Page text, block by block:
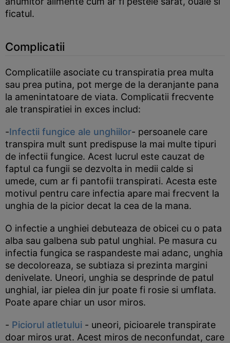
ficatul.
Complicatii
Complicatiile asociate cu transpiratia prea multa
sau prea putina, pot merge de la deranjante pana
la amenintatoare de viata. Complicatii frecvente
ale transpiratiei in exces includ:
-Infectii fungice ale unghiilor- persoanele care
transpira mult sunt predispuse la mai multe tipuri
de infectii fungice. Acest lucrul este cauzat de
faptul ca fungii se dezvolta in medii calde si
umede, cum ar fi pantofii transpirati. Acesta este
motivul pentru care infectia apare mai frecvent la
unghia de la picior decat la cea de la mana.
O infectie a unghiei debuteaza de obicei cu o pata
alba sau galbena sub patul unghial. Pe masura cu
infectia fungica se raspandeste mai adanc, unghia
se decoloreaza, se subtiaza si prezinta margini
denivelate. Uneori, unghia se desprinde de patul
unghial, iar pielea din jur poate fi rosie si umflata.
Poate apare chiar un usor miros.
- Piciorul atletului - uneori, picioarele transpirate
doar miros urat. Acest miros de neconfundat, care